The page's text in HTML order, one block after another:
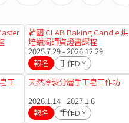
韓國 CLAB Baking Candle 烘
焙蠟燭師資證書課程
2025.7.29 - 2026.12.29
報名
手作DIY
工
天然冷製分層手工皂工作坊
2026.1.14 - 2027.1.6
報名
手作DIY